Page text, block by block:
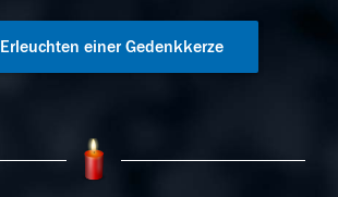
Erleuchten einer Gedenkkerze